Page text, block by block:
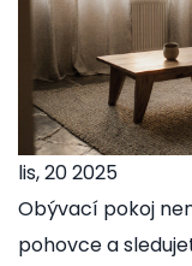
lis, 20 2025
Obývací pokoj
pohovce a